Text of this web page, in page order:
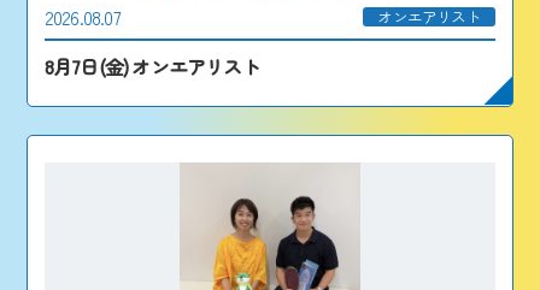
2026.08.07 オンエアリスト
8月7日(金) オンエアリスト